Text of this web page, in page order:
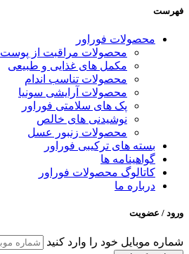
فهرست
محصولات فوراور
محصولات مراقبت از پوست
مکمل‌ های غذایی و طبیعی
محصولات تناسب اندام
محصولات آرایشی سونیا
پک های سلامتی فوراور
نوشیدنی‌ های خالص
محصولات زنبور عسل
بسته‌ های ترکیبی فوراور
گواهینامه ها
کاتالوگ محصولات فوراور
درباره ما
ورود / عضویت
شماره موبایل خود را وارد کنید